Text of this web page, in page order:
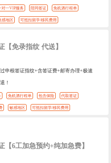
对一VIP服务 陪同签证 免机酒行程单
感地区 可抵扣留学/移民费用
【免录指纹 代送】
申根签证指纹+含签证费+邮寄办理+极速
！
免机酒行程单 包含保险 代取签证
敏感地区 可抵扣留学/移民费用
【6工加急预约+纯加急费】